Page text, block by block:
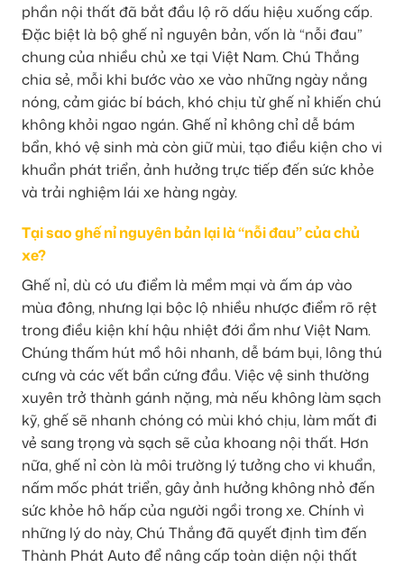
phần nội thất đã bắt đầu lộ rõ dấu hiệu xuống cấp.
Đặc biệt là bộ ghế nỉ nguyên bản, vốn là “nỗi đau”
chung của nhiều chủ xe tại Việt Nam. Chú Thắng
chia sẻ, mỗi khi bước vào xe vào những ngày nắng
nóng, cảm giác bí bách, khó chịu từ ghế nỉ khiến chú
không khỏi ngao ngán. Ghế nỉ không chỉ dễ bám
bẩn, khó vệ sinh mà còn giữ mùi, tạo điều kiện cho vi
khuẩn phát triển, ảnh hưởng trực tiếp đến sức khỏe
và trải nghiệm lái xe hàng ngày.
Tại sao ghế nỉ nguyên bản lại là “nỗi đau” của chủ
xe?
Ghế nỉ, dù có ưu điểm là mềm mại và ấm áp vào
mùa đông, nhưng lại bộc lộ nhiều nhược điểm rõ rệt
trong điều kiện khí hậu nhiệt đới ẩm như Việt Nam.
Chúng thấm hút mồ hôi nhanh, dễ bám bụi, lông thú
cưng và các vết bẩn cứng đầu. Việc vệ sinh thường
xuyên trở thành gánh nặng, mà nếu không làm sạch
kỹ, ghế sẽ nhanh chóng có mùi khó chịu, làm mất đi
vẻ sang trọng và sạch sẽ của khoang nội thất. Hơn
nữa, ghế nỉ còn là môi trường lý tưởng cho vi khuẩn,
nấm mốc phát triển, gây ảnh hưởng không nhỏ đến
sức khỏe hô hấp của người ngồi trong xe. Chính vì
những lý do này, Chú Thắng đã quyết định tìm đến
Thành Phát Auto để nâng cấp toàn diện nội thất